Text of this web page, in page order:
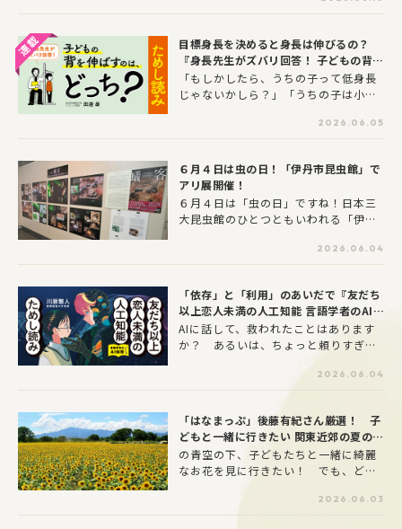
ようです。そんな夏のお悩みを解決す
目標身長を決めると身長は伸びるの？
『身長先生がズバリ回答！ 子どもの背を
伸ばすのは、どっち？』ためし読み！
「もしかしたら、うちの子って低身長
じゃないかしら？」「うちの子は小学
ちばん前のほう。」こんなお悩みあり
ませんか？1万5000人以上を診てきた
ズバリ回答！ 子どもの背を伸ばすの
は、どっち？』ためし読み！ 最新の
エビデンスに基づく、”新しい身長の伸
ばし方・考え方”を紹介。
2026.06.05
６月４日は虫の日！「伊丹市昆虫館」で
アリ展開催！
６月４日は「虫の日」ですね！日本三
大昆虫館のひとつともいわれる「伊丹
テーマにした企画展が開催されていま
す。アリ好き必見の最新刊『蟻客 アリ
ります。アリ好き・昆虫好きの皆さ
ん、ぜひ足を運んでみてください！
2026.06.04
「依存」と「利用」のあいだで『友だち
以上恋人未満の人工知能 言語学者のAI倫
理ノート』ためし読み
AIに話して、救われたことはあります
か？ あるいは、ちょっと頼りすぎて
向き合う中で経験した「依存」と「気
づき」をもとに生まれた物語です。便
るAI。私たちはAIとどんな距離で付き
合えば良いのでしょうか。正解のない
問いを、登場人物たちの会話を通し
て、読者のみなさんと一緒に考えてい
未満の人工知能 言語学者のAI倫理ノー
2026.06.04
「はなまっぷ」後藤有紀さん厳選！ 子
どもと一緒に行きたい 関東近郊の夏のお
花スポット10選
の青空の下、子どもたちと一緒に綺麗
なお花を見に行きたい！ でも、どこ
う親御さんも多いのではないでしょう
か。そこで今回は、日本の美しい花風
2026.06.03